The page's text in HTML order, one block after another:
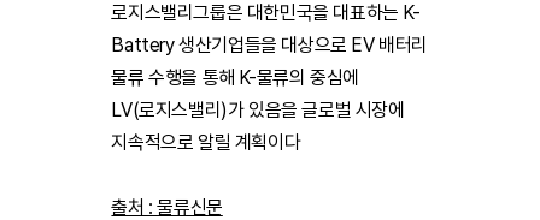
로지스밸리그룹은 대한민국을 대표하는 K-
Battery 생산기업들을 대상으로 EV 배터리
물류 수행을 통해 K-물류의 중심에
LV(로지스밸리)가 있음을 글로벌 시장에
지속적으로 알릴 계획이다
출처 : 물류신문